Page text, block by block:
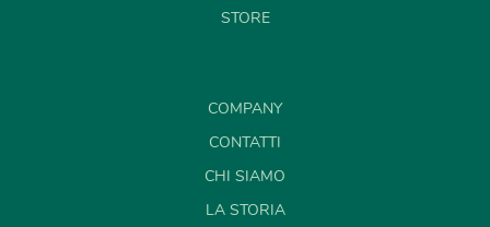
STORE
COMPANY
CONTATTI
CHI SIAMO
LA STORIA